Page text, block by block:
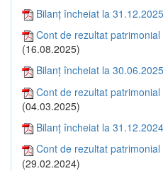
Bilanţ încheiat la 31.12.2025
Cont de rezultat
(16.08.2025)
Bilanţ încheiat la 30.06.2025
Cont de rezultat
(04.03.2025)
Bilanţ încheiat la 31.12.2024
Cont de rezultat
(29.02.2024)